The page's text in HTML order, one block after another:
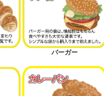
バーガー